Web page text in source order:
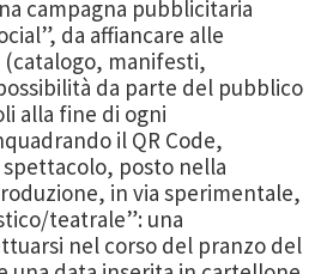
campagna pubblicitaria
da affiancare alle
manifesti,
da parte del pubblico
alla fine di ogni
il QR Code,
posto nella
in via sperimentale,
teatrale”: una
nel corso del pranzo del